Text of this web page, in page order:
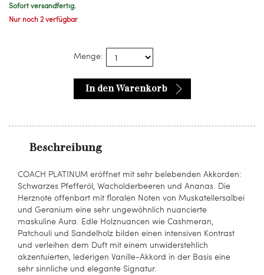
Sofort versandfertig.
Nur noch 2 verfügbar
Menge:
In den Warenkorb
Beschreibung
COACH PLATINUM eröffnet mit sehr belebenden Akkorden:
Schwarzes Pfefferöl, Wacholderbeeren und Ananas. Die
Herznote offenbart mit floralen Noten von Muskatellersalbei
und Geranium eine sehr ungewöhnlich nuancierte
maskuline Aura. Edle Holznuancen wie Cashmeran,
Patchouli und Sandelholz bilden einen intensiven Kontrast
und verleihen dem Duft mit einem unwiderstehlich
akzentuierten, lederigen Vanille-Akkord in der Basis eine
sehr sinnliche und elegante Signatur.